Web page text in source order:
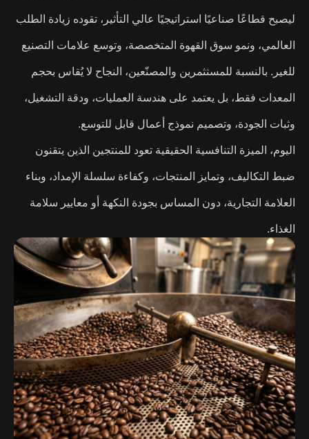
ليصبح قطاعًا صناعيًا استراتيجيًا عالي التأثير، تقوده زيادة الطلب
العالمي، ونمو سوق القهوة المتخصصة، وتوسع علامات التصنيع
للغير. بالنسبة للمستثمرين والمصنّعين، النجاح لا يُقاس بحجم
المعدات فقط، بل يعتمد على هندسة العمليات، ودقة التشغيل،
وثبات الجودة، وتصميم نموذج أعمال قابل للتوسع.
اليوم، الميزة التنافسية الحقيقية تعود للمنتجين الذين يتقنون
ضبط التكاليف، وتمايز المنتجات، وكفاءة سلسلة الإمداد، وبناء
العلامة التجارية، دون المساس بجودة النكهة أو معايير سلامة
الغذاء.